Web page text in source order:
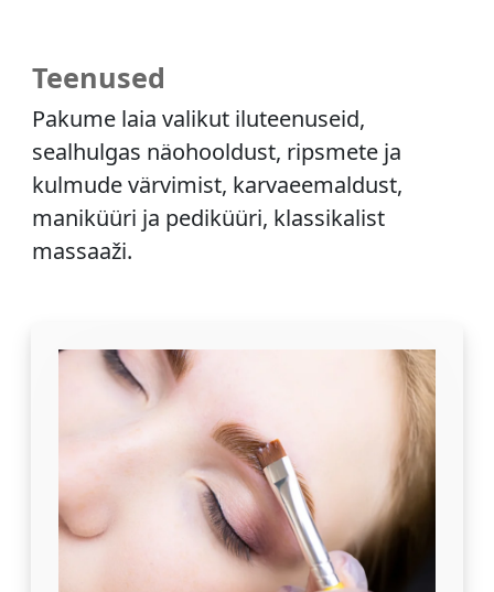
Teenused
Pakume laia valikut iluteenuseid,
sealhulgas näohooldust, ripsmete ja
kulmude värvimist, karvaeemaldust,
maniküüri ja pediküüri, klassikalist
massaaži.